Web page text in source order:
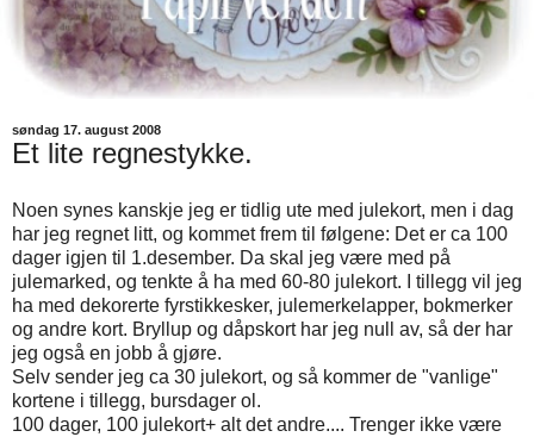
søndag 17. august 2008
Et lite regnestykke.
Noen synes kanskje jeg er tidlig ute med julekort, men i dag
har jeg regnet litt, og kommet frem til følgene: Det er ca 100
dager igjen til 1.desember. Da skal jeg være med på
julemarked, og tenkte å ha med 60-80 julekort. I tillegg vil jeg
ha med dekorerte fyrstikkesker, julemerkelapper, bokmerker
og andre kort. Bryllup og dåpskort har jeg null av, så der har
jeg også en jobb å gjøre.
Selv sender jeg ca 30 julekort, og så kommer de "vanlige"
kortene i tillegg, bursdager ol.
100 dager, 100 julekort+ alt det andre.... Trenger ikke være